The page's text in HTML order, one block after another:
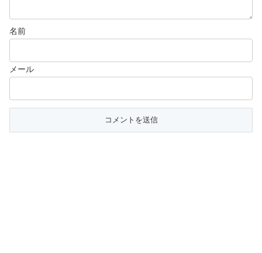
名前
メール